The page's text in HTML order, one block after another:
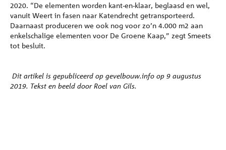
2020. “De elementen worden kant-en-klaar, beglaasd en wel,
vanuit Weert in fasen naar Katendrecht getransporteerd.
Daarnaast produceren we ook nog voor zo’n 4.000 m2 aan
enkelschalige elementen voor De Groene Kaap,” zegt Smeets
tot besluit.
Dit artikel is gepubliceerd op gevelbouw.info op 9 augustus
2019. Tekst en beeld door Roel van Gils.